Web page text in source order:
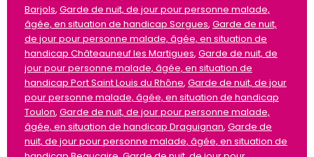
Barjols, Garde de nuit, de jour pour personne malade,
âgée, en situation de handicap Sorgues, Garde de nuit,
de jour pour personne malade, âgée, en situation de
handicap Châteauneuf les Martigues, Garde de nuit, de
jour pour personne malade, âgée, en situation de
handicap Port Saint Louis du Rhône, Garde de nuit, de jour
pour personne malade, âgée, en situation de handicap
Toulon, Garde de nuit, de jour pour personne malade,
âgée, en situation de handicap Draguignan, Garde de
nuit, de jour pour personne malade, âgée, en situation de